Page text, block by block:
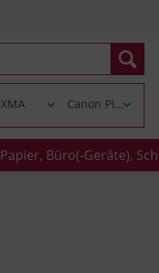
Papier, Büro(-Geräte),